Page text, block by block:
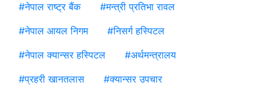
#नेपाल राष्ट्र बैंक #मन्त्री प्रतिभा रावल
#नेपाल आयल निगम #निसर्ग हस्पिटल
#नेपाल क्यान्सर हस्पिटल #अर्थमन्त्रालय
#प्रहरी खानतलास #क्यान्सर उपचार